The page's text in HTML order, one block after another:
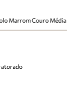
Marrom Couro Média